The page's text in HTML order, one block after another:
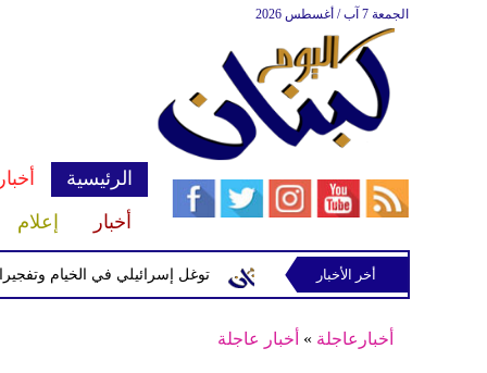
الجمعة 7 آب / أغسطس 2026
الرئيسية
أخبار
إعلام
توغل إسرائيلي في الخيام وتفجيرات في رب ثلاثين
أخر الأخبار
أخبارعاجلة » أخبار عاجلة